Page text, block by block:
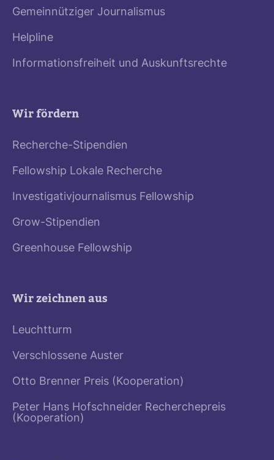
Gemeinnütziger Journalismus
Helpline
Informationsfreiheit und Auskunftsrechte
Wir fördern
Recherche-Stipendien
Fellowship Lokale Recherche
Investigativjournalismus Fellowship
Grow-Stipendien
Greenhouse Fellowship
Wir zeichnen aus
Leuchtturm
Verschlossene Auster
Otto Brenner Preis (Kooperation)
Peter Hans Hofschneider Recherchepreis
(Kooperation)